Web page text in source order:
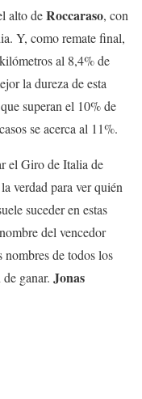
alto deRoccaraso, con
Y, como remate final,
al 8,4% de
la dureza de esta
superan el 10% de
se acerca al 11%.
el Giro de Italia de
verdad para ver quién
suceder en estas
del vencedor
nombres de todos los
ganar. Jonas